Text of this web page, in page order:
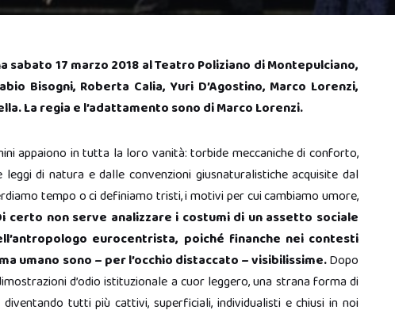
sabato 17 marzo 2018 al Teatro Poliziano di Montepulciano,
Bisogni, Roberta Calia, Yuri D’Agostino, Marco Lorenzi,
La regia e l’adattamento sono di Marco Lorenzi.
appaiono in tutta la loro vanità: torbide meccaniche di conforto,
di natura e dalle convenzioni giusnaturalistiche acquisite dal
tempo o ci definiamo tristi, i motivi per cui cambiamo umore,
certo non serve analizzare i costumi di un assetto sociale
eurocentrista, poiché finanche nei contesti
umano sono – per l’occhio distaccato – visibilissime.Dopo
d’odio istituzionale a cuor leggero, una strana forma di
tutti più cattivi, superficiali, individualisti e chiusi in noi